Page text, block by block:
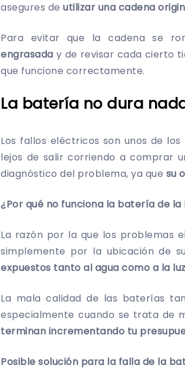
asegures deutilizar una cadena
Para evitar que la cadena se
engrasada y de revisar cada cierto
que funcione correctamente.
La batería no dura
Los fallos eléctricos son unos de
lejos de salir corriendo a comprar
diagnóstico del problema, ya que su
¿Por qué no funciona la batería de la
La razón por la que los problemas
simplemente por la ubicación de
expuestos tanto al agua como a la
La mala calidad de las baterías
especialmente cuando se trata de
terminan incrementando tu
Posible solución para la falla de la